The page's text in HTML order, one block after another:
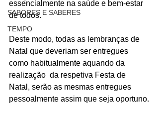
SABORES E SABERES
TEMPO
essencialmente na saúde e bem-estar
de todos.
Deste modo, todas as lembranças de
Natal que deveriam ser entregues
como habitualmente aquando da
realização  da respetiva Festa de
Natal, serão as mesmas entregues
pessoalmente assim que seja oportuno.